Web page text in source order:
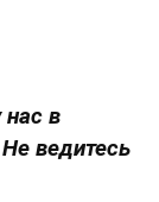
нас в
ведитесь